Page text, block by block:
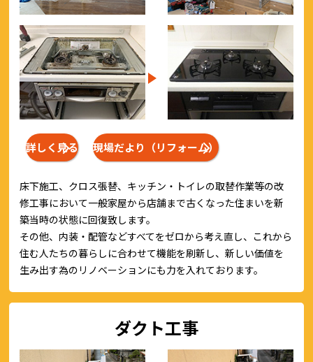
詳しく見る 現場だより（リフォーム）
床下施工、クロス張替、キッチン・トイレの取替作業等の改
修工事において一般家屋から店舗まで古くなった住まいを新
築当時の状態に回復致します。
その他、内装・配管などすべてをゼロから考え直し、これから
住む人たちの暮らしに合わせて機能を刷新し、新しい価値を
生み出す為のリノベーションにも力を入れております。
ダクト工事